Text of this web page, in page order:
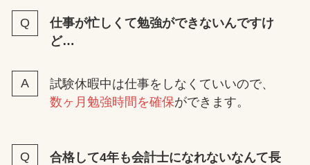
仕事が忙しくて勉強ができないんですけ
ど…
試験休暇中は仕事をしなくていいので、
数ヶ月勉強時間を確保ができます。
合格して4年も会計士になれないなんて長